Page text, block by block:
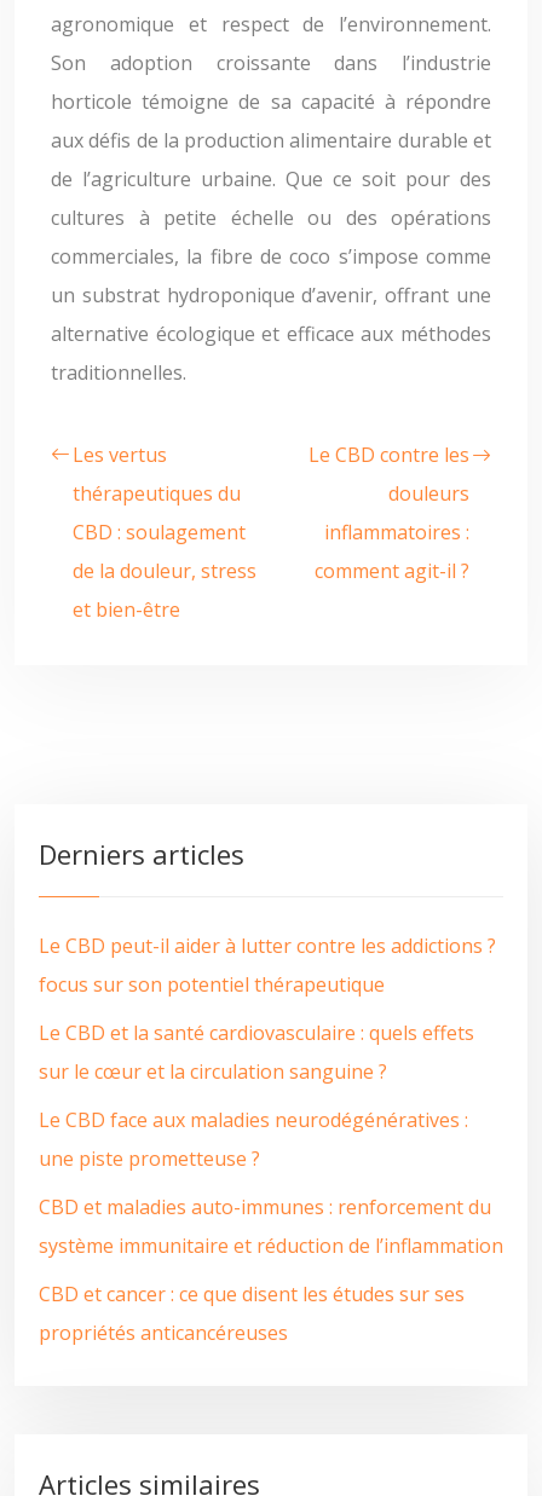
agronomique et respect de l’environnement.
Son adoption croissante dans l’industrie
horticole témoigne de sa capacité à répondre
aux défis de la production alimentaire durable et
de l’agriculture urbaine. Que ce soit pour des
cultures à petite échelle ou des opérations
commerciales, la fibre de coco s’impose comme
un substrat hydroponique d’avenir, offrant une
alternative écologique et efficace aux méthodes
traditionnelles.
Les vertus
thérapeutiques du
CBD : soulagement
de la douleur, stress
et bien-être
Le CBD contre les
douleurs
inflammatoires :
comment agit-il ?
Derniers articles
Le CBD peut-il aider à lutter contre les addictions ?
focus sur son potentiel thérapeutique
Le CBD et la santé cardiovasculaire : quels effets
sur le cœur et la circulation sanguine ?
Le CBD face aux maladies neurodégénératives :
une piste prometteuse ?
CBD et maladies auto-immunes : renforcement du
système immunitaire et réduction de l’inflammation
CBD et cancer : ce que disent les études sur ses
propriétés anticancéreuses
Articles similaires